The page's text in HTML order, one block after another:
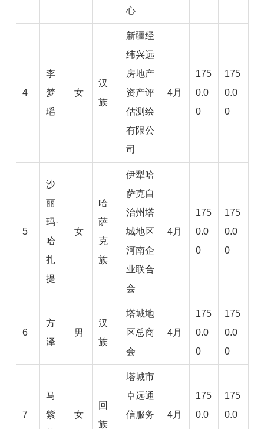
心
4
李
梦
瑶
女
汉
族
新疆经
纬兴远
房地产
资产评
估测绘
有限公
司
4月
175
0.0
0
175
0.0
0
5
沙
丽
玛·
哈
扎
提
女
哈
萨
克
族
伊犁哈
萨克自
治州塔
城地区
河南企
业联合
会
4月
175
0.0
0
175
0.0
0
6
方
泽
男
汉
族
塔城地
区总商
会
4月
175
0.0
0
175
0.0
0
7
马
紫
女
回
族
塔城市
卓远通
信服务
4月
175
0.0
175
0.0